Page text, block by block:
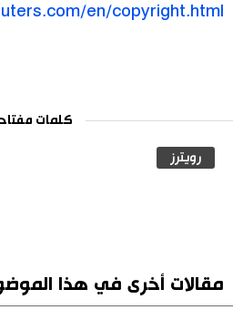
en/copyright.html
كلمات
رويترز
مقالات أخرى في هذا